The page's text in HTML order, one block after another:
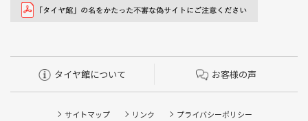
タイヤ館について お客様の声
サイトマップ リンク
プライバシーポリシー